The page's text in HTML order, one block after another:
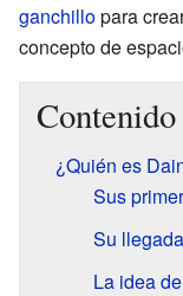
ganchillopara
concepto de
Contenido
¿Quién es
Sus
Su
La idea